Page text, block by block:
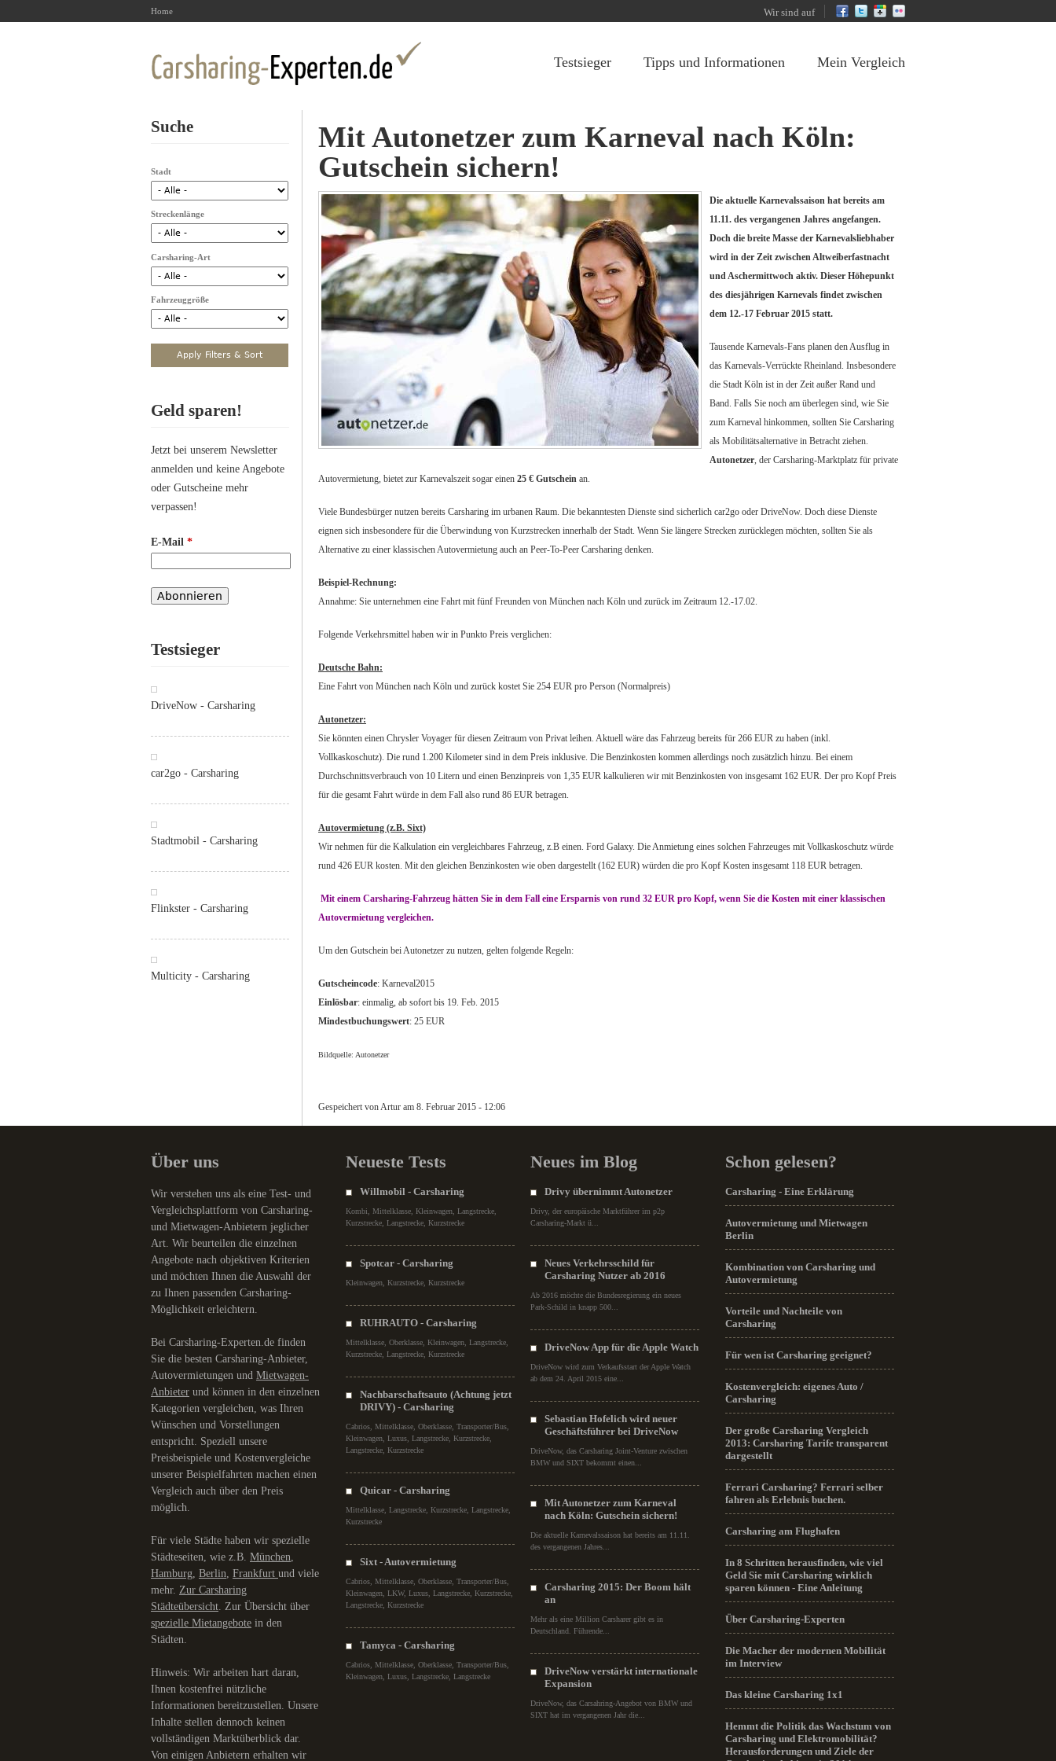
Home Wir sind auf
Testsieger Tipps und Informationen Mein Vergleich
Mit Autonetzer zum Karneval nach Köln:
Gutschein sichern!
Die aktuelle Karnevalssaison hat bereits am
11.11. des vergangenen Jahres angefangen.
Doch die breite Masse der Karnevalsliebhaber
wird in der Zeit zwischen Altweiberfastnacht
und Aschermittwoch aktiv. Dieser Höhepunkt
des diesjährigen Karnevals findet zwischen
dem 12.-17 Februar 2015 statt.
Tausende Karnevals-Fans planen den Ausflug in
das Karnevals-Verrückte Rheinland. Insbesondere
die Stadt Köln ist in der Zeit außer Rand und
Band. Falls Sie noch am überlegen sind, wie Sie
zum Karneval hinkommen, sollten Sie Carsharing
als Mobilitätsalternative in Betracht ziehen.
Autonetzer, der Carsharing-Marktplatz für private
Autovermietung, bietet zur Karnevalszeit sogar einen 25 € Gutschein an.
Viele Bundesbürger nutzen bereits Carsharing im urbanen Raum. Die bekanntesten Dienste sind sicherlich car2go oder DriveNow. Doch diese Dienste
eignen sich insbesondere für die Überwindung von Kurzstrecken innerhalb der Stadt. Wenn Sie längere Strecken zurücklegen möchten, sollten Sie als
Alternative zu einer klassischen Autovermietung auch an Peer-To-Peer Carsharing denken.
Beispiel-Rechnung:
Annahme: Sie unternehmen eine Fahrt mit fünf Freunden von München nach Köln und zurück im Zeitraum 12.-17.02.
Folgende Verkehrsmittel haben wir in Punkto Preis verglichen:
Deutsche Bahn:
Eine Fahrt von München nach Köln und zurück kostet Sie 254 EUR pro Person (Normalpreis)
Autonetzer:
Sie könnten einen Chrysler Voyager für diesen Zeitraum von Privat leihen. Aktuell wäre das Fahrzeug bereits für 266 EUR zu haben (inkl.
Vollkaskoschutz). Die rund 1.200 Kilometer sind in dem Preis inklusive. Die Benzinkosten kommen allerdings noch zusätzlich hinzu. Bei einem
Durchschnittsverbrauch von 10 Litern und einen Benzinpreis von 1,35 EUR kalkulieren wir mit Benzinkosten von insgesamt 162 EUR. Der pro Kopf Preis
für die gesamt Fahrt würde in dem Fall also rund 86 EUR betragen.
Autovermietung (z.B. Sixt)
Wir nehmen für die Kalkulation ein vergleichbares Fahrzeug, z.B einen. Ford Galaxy. Die Anmietung eines solchen Fahrzeuges mit Vollkaskoschutz würde
rund 426 EUR kosten. Mit den gleichen Benzinkosten wie oben dargestellt (162 EUR) würden die pro Kopf Kosten insgesamt 118 EUR betragen.
Mit einem Carsharing-Fahrzeug hätten Sie in dem Fall eine Ersparnis von rund 32 EUR pro Kopf, wenn Sie die Kosten mit einer klassischen
Autovermietung vergleichen.
Um den Gutschein bei Autonetzer zu nutzen, gelten folgende Regeln:
Gutscheincode: Karneval2015
Einlösbar: einmalig, ab sofort bis 19. Feb. 2015
Mindestbuchungswert: 25 EUR
Bildquelle: Autonetzer
Gespeichert vonArtur am 8. Februar 2015 - 12:06
Suche
Stadt
Streckenlänge
Carsharing-Art
Fahrzeuggröße
Geld sparen!
Jetzt bei unserem Newsletter
anmelden und keine Angebote
oder Gutscheine mehr
verpassen!
E-Mail *
Testsieger
DriveNow - Carsharing
car2go - Carsharing
Stadtmobil - Carsharing
Flinkster - Carsharing
Multicity - Carsharing
Über uns
Wir verstehen uns als eine Test- und
Vergleichsplattform von Carsharing-
und Mietwagen-Anbietern jeglicher
Art. Wir beurteilen die einzelnen
Angebote nach objektiven Kriterien
und möchten Ihnen die Auswahl der
zu Ihnen passenden Carsharing-
Möglichkeit erleichtern.
Bei Carsharing-Experten.de finden
Sie die besten Carsharing-Anbieter,
Autovermietungen und Mietwagen-
Anbieter und können in den einzelnen
Kategorien vergleichen, was Ihren
Wünschen und Vorstellungen
entspricht. Speziell unsere
Preisbeispiele und Kostenvergleiche
unserer Beispielfahrten machen einen
Vergleich auch über den Preis
möglich.
Für viele Städte haben wir spezielle
Städteseiten, wie z.B. München,
Hamburg, Berlin, Frankfurt und viele
mehr. Zur Carsharing
Städteübersicht. Zur Übersicht über
spezielle Mietangebote in den
Städten.
Hinweis: Wir arbeiten hart daran,
Ihnen kostenfrei nützliche
Informationen bereitzustellen. Unsere
Inhalte stellen dennoch keinen
vollständigen Marktüberblick dar.
Von einigen Anbietern erhalten wir
Neueste Tests
Willmobil - Carsharing
Kombi, Mittelklasse, Kleinwagen, Langstrecke,
Kurzstrecke, Langstrecke, Kurzstrecke
Spotcar - Carsharing
Kleinwagen, Kurzstrecke, Kurzstrecke
RUHRAUTO - Carsharing
Mittelklasse, Oberklasse, Kleinwagen, Langstrecke,
Kurzstrecke, Langstrecke, Kurzstrecke
Nachbarschaftsauto (Achtung jetzt
DRIVY) - Carsharing
Cabrios, Mittelklasse, Oberklasse, Transporter/Bus,
Kleinwagen, Luxus, Langstrecke, Kurzstrecke,
Langstrecke, Kurzstrecke
Quicar - Carsharing
Mittelklasse, Langstrecke, Kurzstrecke, Langstrecke,
Kurzstrecke
Sixt - Autovermietung
Cabrios, Mittelklasse, Oberklasse, Transporter/Bus,
Kleinwagen, LKW, Luxus, Langstrecke, Kurzstrecke,
Langstrecke, Kurzstrecke
Tamyca - Carsharing
Cabrios, Mittelklasse, Oberklasse, Transporter/Bus,
Kleinwagen, Luxus, Langstrecke, Langstrecke
Neues im Blog
Drivy übernimmt Autonetzer
Drivy, der europäische Marktführer im p2p
Carsharing-Markt ü...
Neues Verkehrsschild für
Carsharing Nutzer ab 2016
Ab 2016 möchte die Bundesregierung ein neues
Park-Schild in knapp 500...
DriveNow App für die Apple Watch
DriveNow wird zum Verkaufsstart der Apple Watch
ab dem 24. April 2015 eine...
Sebastian Hofelich wird neuer
Geschäftsführer bei DriveNow
DriveNow, das Carsharing Joint-Venture zwischen
BMW und SIXT bekommt einen...
Mit Autonetzer zum Karneval
nach Köln: Gutschein sichern!
Die aktuelle Karnevalssaison hat bereits am 11.11.
des vergangenen Jahres...
Carsharing 2015: Der Boom hält
an
Mehr als eine Million Carsharer gibt es in
Deutschland. Führende...
DriveNow verstärkt internationale
Expansion
DriveNow, das Carsahring-Angebot von BMW und
SIXT hat im vergangenen Jahr die...
Schon gelesen?
Carsharing - Eine Erklärung
Autovermietung und Mietwagen
Berlin
Kombination von Carsharing und
Autovermietung
Vorteile und Nachteile von
Carsharing
Für wen ist Carsharing geeignet?
Kostenvergleich: eigenes Auto /
Carsharing
Der große Carsharing Vergleich
2013: Carsharing Tarife transparent
dargestellt
Ferrari Carsharing? Ferrari selber
fahren als Erlebnis buchen.
Carsharing am Flughafen
In 8 Schritten herausfinden, wie viel
Geld Sie mit Carsharing wirklich
sparen können - Eine Anleitung
Über Carsharing-Experten
Die Macher der modernen Mobilität
im Interview
Das kleine Carsharing 1x1
Hemmt die Politik das Wachstum von
Carsharing und Elektromobilität?
Herausforderungen und Ziele der